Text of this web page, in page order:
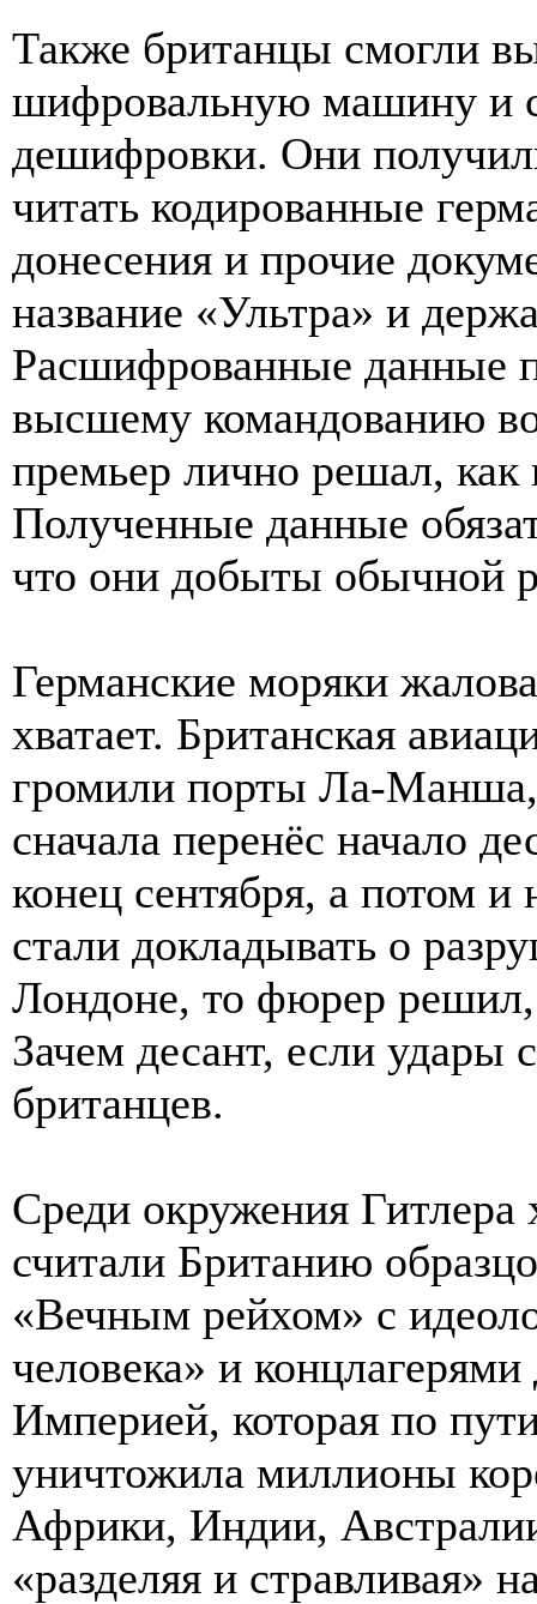
Также британцы смогли
шифровальную машину и
дешифровки. Они
читать кодированные
донесения и прочие
название «Ультра» и
Расшифрованные данные
высшему командованию
премьер лично решал,
Полученные данные
что они добыты обычной
Германские моряки
хватает. Британская
громили порты Ла-Манша,
сначала перенёс начало
конец сентября, а потом и
стали докладывать о
Лондоне, то фюрер
Зачем десант, если удары
британцев.
Среди окружения Гитлера
считали Британию
«Вечным рейхом» с
человека» и
Империей, которая по
уничтожила миллионы
Африки, Индии,
«разделяя и стравливая»